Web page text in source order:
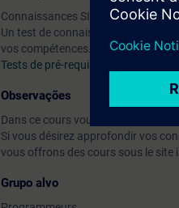
Connaissances SIMATIC S7
Un test de connaissances en ligne
vos compétences.
Tests de pré-requis en ligne IK-TIAPN
Observações
Dans ce cours vous travaillez avec
Si vous désirez approfondir vos
vous offrons des cours sous le
Grupo alvo